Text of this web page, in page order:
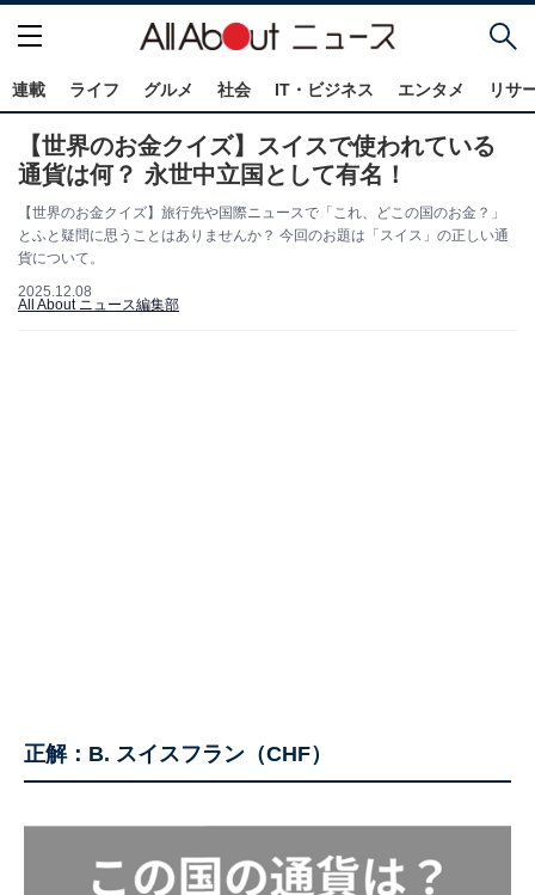
連載 ライフ グルメ 社会 IT・ビジネス エンタメ リサ
【世界のお金クイズ】スイスで使われている
通貨は何？ 永世中立国として有名！
【世界のお金クイズ】旅行先や国際ニュースで「これ、どこの国のお金？」
とふと疑問に思うことはありませんか？ 今回のお題は「スイス」の正しい通
貨について。
2025.12.08
All About ニュース編集部
正解：B. スイスフラン（CHF）